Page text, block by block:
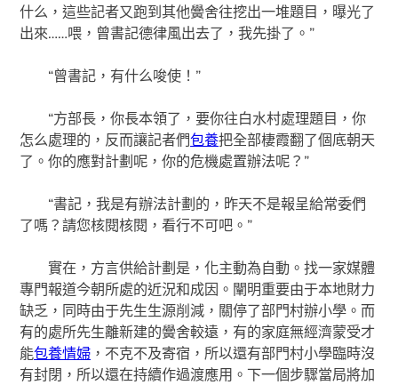
什么，這些記者又跑到其他黌舍往挖出一堆題目，曝光了
出來……喂，曾書記德律風出去了，我先掛了。”
“曾書記，有什么唆使！”
“方部長，你長本領了，要你往白水村處理題目，你
怎么處理的，反而讓記者們包養把全部棲霞翻了個底朝天
了。你的應對計劃呢，你的危機處置辦法呢？”
“書記，我是有辦法計劃的，昨天不是報呈給常委們
了嗎？請您核閱核閱，看行不可吧。”
實在，方言供給計劃是，化主動為自動。找一家媒體
專門報道今朝所處的近況和成因。闡明重要由于本地財力
缺乏，同時由于先生生源削減，關停了部門村辦小學。而
有的處所先生離新建的黌舍較遠，有的家庭無經濟蒙受才
能包養情婦 ，不克不及寄宿，所以還有部門村小學臨時沒
有封閉，所以還在持續作過渡應用。下一個步驟當局將加